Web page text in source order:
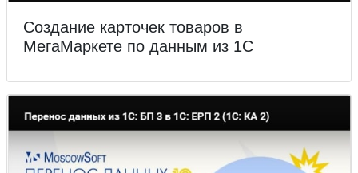
Создание карточек товаров в
МегаМаркете по данным из 1С